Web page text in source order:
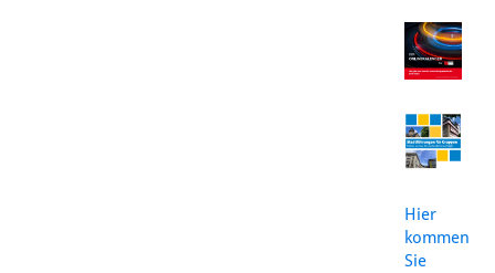
Hier
kommen
Sie